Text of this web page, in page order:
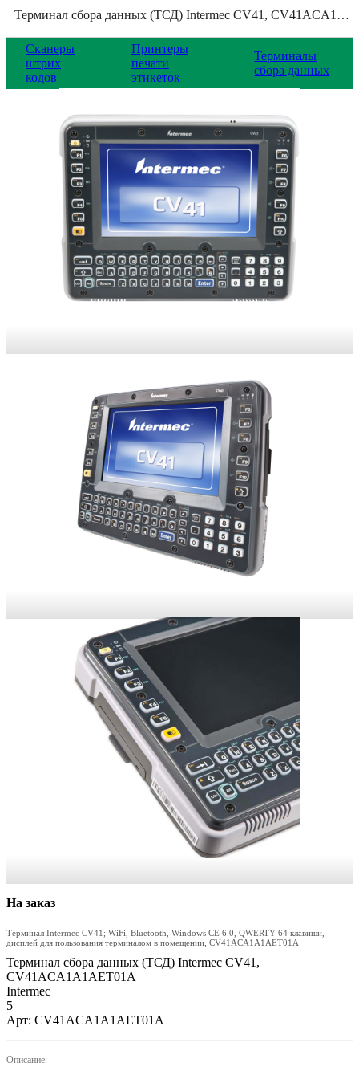
Терминал сбора данных (ТСД) Intermec CV41, CV41ACA1A1AET01A
Сканеры
штрих
кодов
Принтеры
печати
этикеток
Терминалы
сбора данных
На заказ
Терминал Intermec CV41; WiFi, Bluetooth, Windows CE 6.0, QWERTY 64 клавиши,
дисплей для пользования терминалом в помещении, CV41ACA1A1AET01A
Терминал сбора данных (ТСД) Intermec CV41,
CV41ACA1A1AET01A
Intermec
5
Арт: CV41ACA1A1AET01A
Описание: